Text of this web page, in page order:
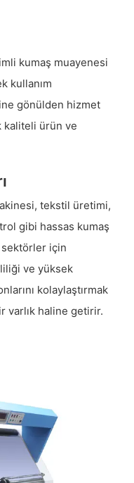
kumaş muayenesi
kullanım
gönülden hizmet
kaliteli ürün ve
tekstil üretimi,
gibi hassas kumaş
için
ve yüksek
kolaylaştırmak
varlık haline getirir.